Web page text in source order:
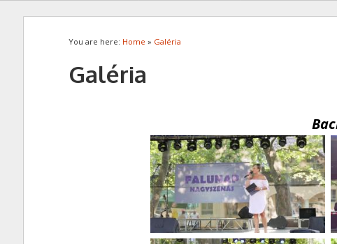
You are here: Home » Galéria
Galéria